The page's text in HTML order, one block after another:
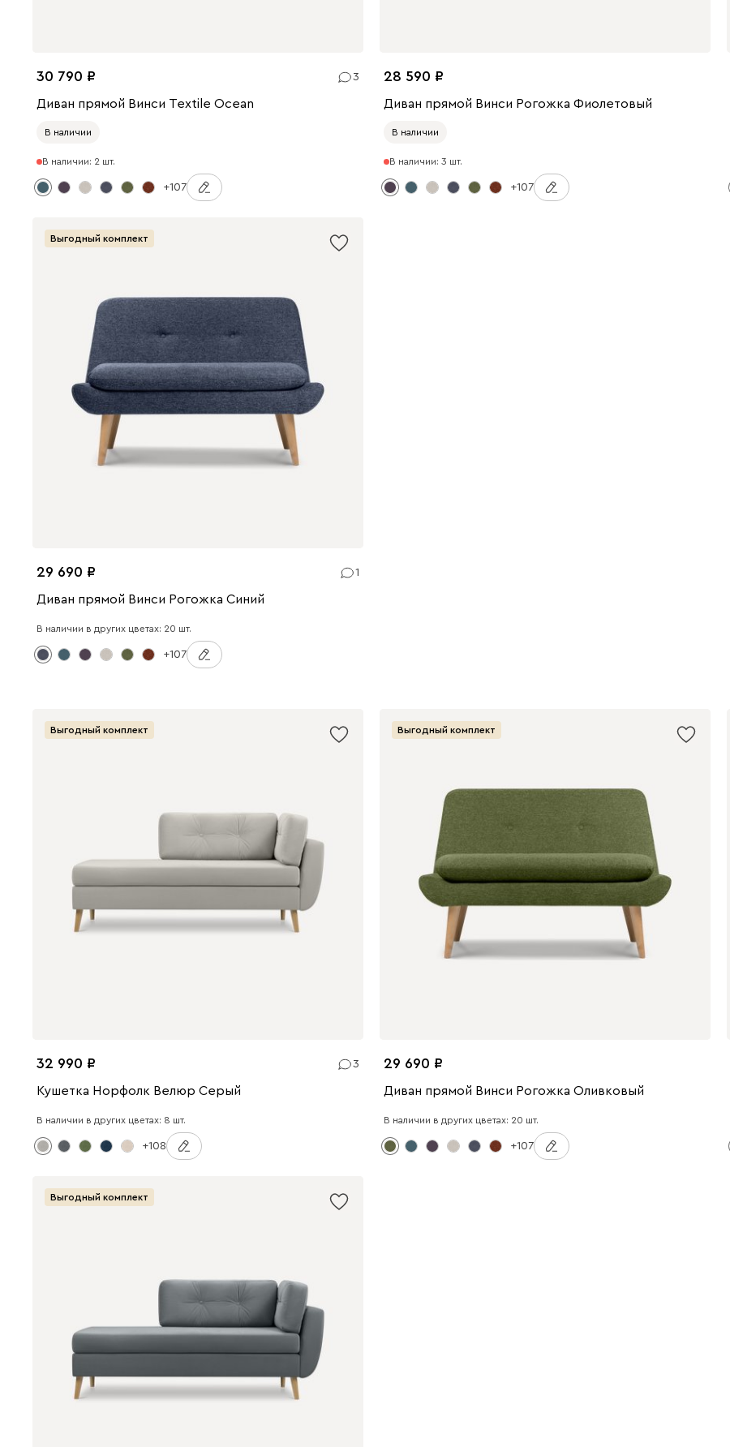
30 790 3
Диван прямой Винси Textile Ocean
В наличии
В наличии: 2 шт.
+107
28 590
Диван прямой Винси Рогожка Фиолетовый
В наличии
В наличии: 3 шт.
+107
Выгодный комплект
29 690 1
Диван прямой Винси Рогожка Синий
В наличии в других цветах: 20 шт.
+107
Выгодный комплект
32 990 3
Кушетка Норфолк Велюр Серый
В наличии в других цветах: 8 шт.
+108
Выгодный комплект
29 690
Диван прямой Винси Рогожка Оливковый
В наличии в других цветах: 20 шт.
+107
Выгодный комплект